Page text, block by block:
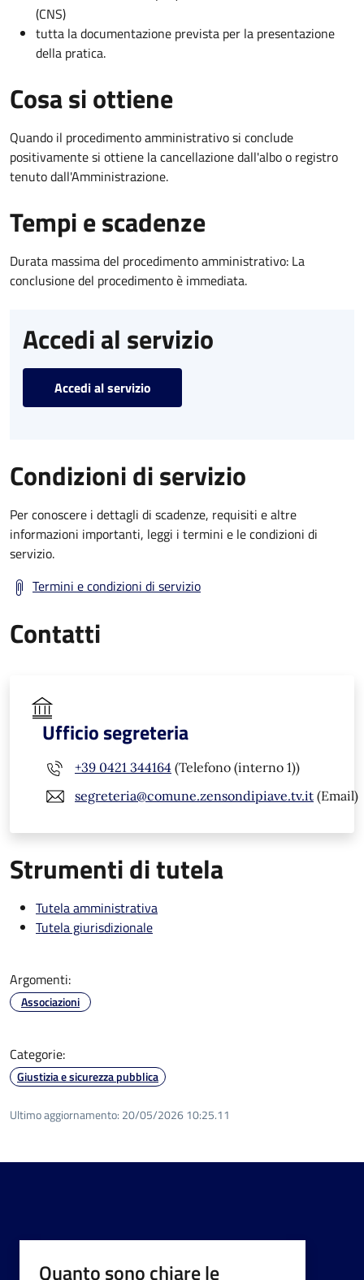
(CNS)
tutta la documentazione prevista per la presentazione
della pratica.
Cosa si ottiene
Quando il procedimento amministrativo si conclude
positivamente si ottiene la cancellazione dall'albo o registro
tenuto dall'Amministrazione.
Tempi e scadenze
Durata massima del procedimento amministrativo: La
conclusione del procedimento è immediata.
Accedi al servizio
Accedi al servizio
Condizioni di servizio
Per conoscere i dettagli di scadenze, requisiti e altre
informazioni importanti, leggi i termini e le condizioni di
servizio.
Termini e condizioni di servizio
Contatti
Ufficio segreteria
+39 0421 344164 (Telefono (interno 1))
segreteria@comune.zensondipiave.tv.it (Email)
Strumenti di tutela
Tutela amministrativa
Tutela giurisdizionale
Argomenti:
Associazioni
Categorie:
Giustizia e sicurezza pubblica
Ultimo aggiornamento: 20/05/2026 10:25.11
Quanto sono chiare le